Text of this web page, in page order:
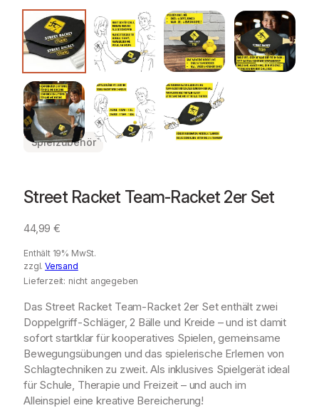
Spielzubehör
Street Racket Team-Racket 2er Set
44,99€
Enthält 19% MwSt.
zzgl.Versand
Lieferzeit: nicht angegeben
Das Street Racket Team-Racket 2er Set enthält zwei
Doppelgriff-Schläger, 2 Bälle und Kreide – und ist damit
sofort startklar für kooperatives Spielen, gemeinsame
Bewegungsübungen und das spielerische Erlernen von
Schlagtechniken zu zweit. Als inklusives Spielgerät ideal
für Schule, Therapie und Freizeit – und auch im
Alleinspiel eine kreative Bereicherung!